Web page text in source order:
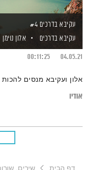
עקיבא בדרכים #4
עקיבא בדרכים
אלון נוימן
04.05.21
00:11:25
אלון ועקיבא מנסים
אודיו
דף הבית שירים,